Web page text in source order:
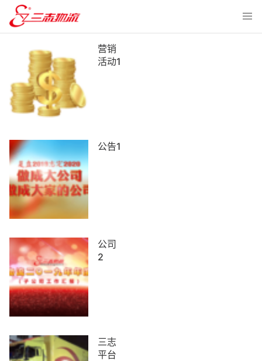
营销
活动1
公告1
公司
2
三志
平台